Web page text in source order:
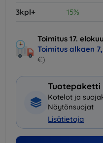
3kpl+ 15%
Toimitus 17.
Toimitus alkaen
€)
Tuotepaketti
Kotelot ja
Näytönsuojat
Lisätietoja